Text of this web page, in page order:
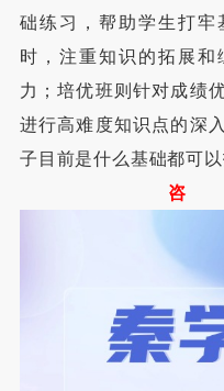
础练习，帮助学生打牢
时，注重知识的拓展
力；培优班则针对成绩
进行高难度知识点的深
子目前是什么基础都可